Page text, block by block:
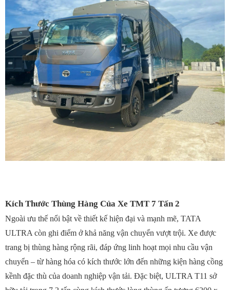
Kích Thước Thùng Hàng Của Xe TMT 7 Tấn 2
Ngoài ưu thế nổi bật về thiết kế hiện đại và mạnh mẽ, TATA
ULTRA còn ghi điểm ở khả năng vận chuyển vượt trội. Xe được
trang bị thùng hàng rộng rãi, đáp ứng linh hoạt mọi nhu cầu vận
chuyển – từ hàng hóa có kích thước lớn đến những kiện hàng cồng
kềnh đặc thù của doanh nghiệp vận tải. Đặc biệt, ULTRA T11 sở